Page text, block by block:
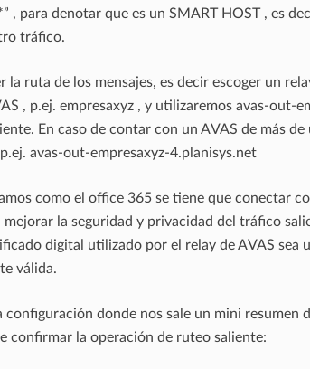
, para denotar que es un SMART HOST , es
tráfico.
la ruta de los mensajes, es decir escoger un
, p.ej. empresaxyz , y utilizaremos avas-out-
En caso de contar con un AVAS de más de
avas-out-empresaxyz-4.planisys.net
como el office 365 se tiene que conectar
mejorar la seguridad y privacidad del tráfico
digital utilizado por el relay de AVAS sea
válida.
configuración donde nos sale un mini resumen
confirmar la operación de ruteo saliente: